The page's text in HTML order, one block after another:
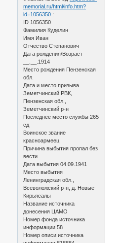
memorial.ru/html/info.htm?
id=1056350 :
ID 1056350
Фамилия Куделин
Имя Иван
Отчество Степанович
Дата рождения/Возраст
__.__.1914
Место рождения Пензенская
обл.
Дата и место призыва
Земетчинский РВК,
Пензенская обл.,
Земетчинский р-н
Последнее место службы 265
сд
Воинское звание
красноармеец
Причина выбытия пропал без
вести
Дата выбытия 04.09.1941
Место выбытия
Ленинградская обл.,
Всеволожский р-н, д. Новые
Кирьясалы
Название источника
донесения ЦАМО
Номер фонда источника
информации 58
Номер описи источника